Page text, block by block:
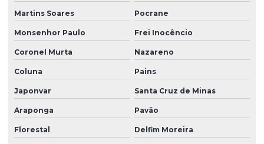
Martins Soares Pocrane
Monsenhor Paulo Frei Inocêncio
Coronel Murta Nazareno
Coluna Pains
Japonvar Santa Cruz de Minas
Araponga Pavão
Florestal Delfim Moreira